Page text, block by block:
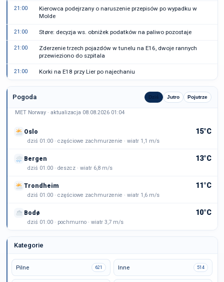
21:00
Kierowca podejrzany o naruszenie przepisów po wypadku w
Molde
21:00 Støre: decyzja ws. obniżek podatków na paliwo pozostaje
21:00
Zderzenie trzech pojazdów w tunelu na E16, dwoje rannych
przewieziono do szpitala
21:00 Korki na E18 przy Lier po najechaniu
Pogoda Dziś Jutro Pojutrze
MET Norway · aktualizacja 08.08.2026 01:04
Oslo 15°C
dziś 01:00 · częściowe zachmurzenie · wiatr 1,1 m/s
Bergen 13°C
dziś 01:00 · deszcz · wiatr 6,8 m/s
Trondheim 11°C
dziś 01:00 · częściowe zachmurzenie · wiatr 1,6 m/s
Bodø 10°C
dziś 01:00 · pochmurno · wiatr 3,7 m/s
Kategorie
Pilne 621 Inne 514